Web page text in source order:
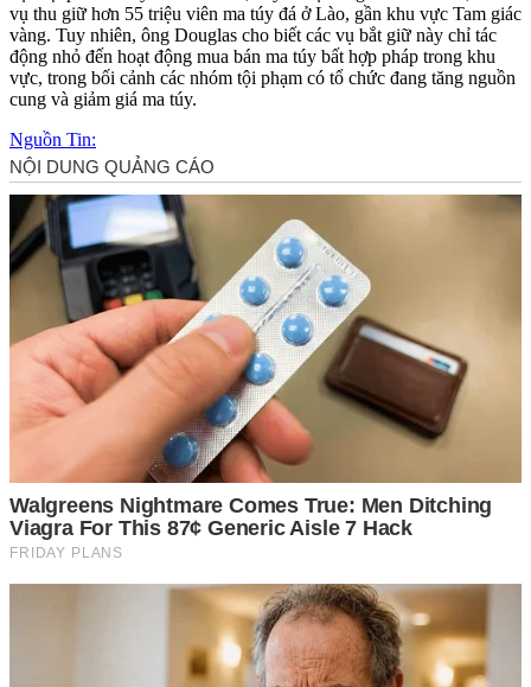
vụ thu giữ hơn 55 triệu viên m‌a tú‌y đá ở Lào, gần khu vực Tam giác
vàng. Tuy nhiên, ông Douglas cho biết các vụ bắt giữ này chỉ tác
động nhỏ đến hoạt động mua bán m‌a tú‌y bất hợp pháp trong khu
vực, trong bối cảnh các nhóm tội phạm có tổ chức đang tăng nguồn
cung và giảm giá m‌a tú‌y.
Nguồn Tin: